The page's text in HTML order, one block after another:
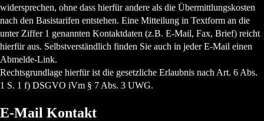
widersprechen, ohne dass hierfür andere als die Übermittlungskosten
nach den Basistarifen entstehen. Eine Mitteilung in Textform an die
unter Ziffer 1 genannten Kontaktdaten (z.B. E-Mail, Fax, Brief) reicht
hierfür aus. Selbstverständlich finden Sie auch in jeder E-Mail einen
Abmelde-Link.
Rechtsgrundlage hierfür ist die gesetzliche Erlaubnis nach Art. 6 Abs.
1 S. 1 f) DSGVO iVm § 7 Abs. 3 UWG.
E-Mail Kontakt